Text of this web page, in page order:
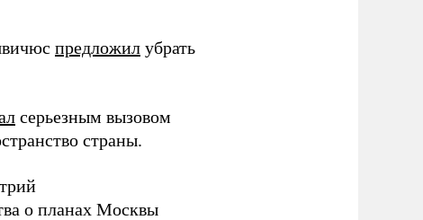
предложил убрать
серьезным вызовом
страны.
о планах Москвы